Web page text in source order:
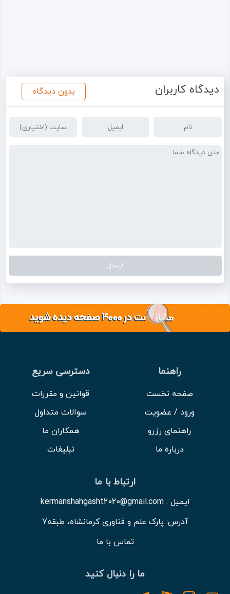
دیدگاه کاربران بدون دیدگاه
راهنما
صفحه نخست
ورود / عضویت
راهنمای رزرو
درباره ما
دسترسی سریع
قوانین و مقررات
سوالات متداول
همکاران ما
تبلیغات
ارتباط با ما
ایمیل : kermanshahgasht2020@gmail.com
آدرس: پارک علم و فناوری کرمانشاه، طبقه7
تماس با ما
ما را دنبال کنید